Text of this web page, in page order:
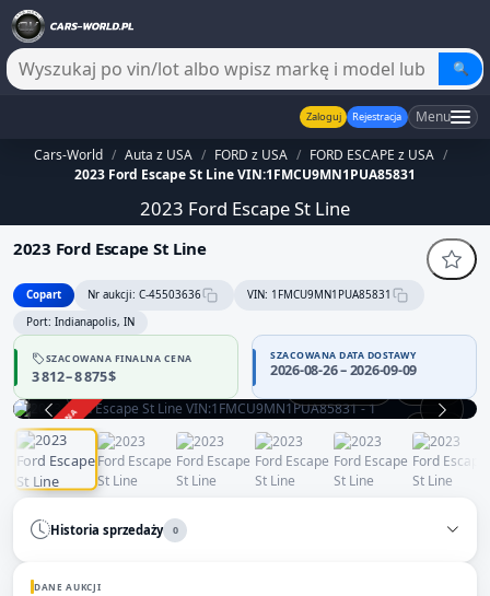
🔍
Zaloguj Rejestracja Menu
Cars-World / Auta z USA / FORD z USA / FORD ESCAPE z USA /
2023 Ford Escape St Line VIN:1FMCU9MN1PUA85831
2023 Ford Escape St Line
2023 Ford Escape St Line
Copart Nr aukcji: C-45503636
VIN: 1FMCU9MN1PUA85831
Port: Indianapolis, IN
SZACOWANA FINALNA CENA
3 812 – 8 875 $
SZACOWANA DATA DOSTAWY
2026-08-26 – 2026-09-09
ZAKOŃCZONA
Historia sprzedaży 0
DANE AUKCJI